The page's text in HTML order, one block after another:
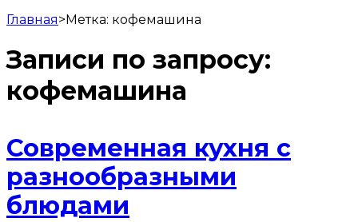
Главная>Метка: кофемашина
Записи по запросу:
кофемашина
Современная кухня с
разнообразными
блюдами